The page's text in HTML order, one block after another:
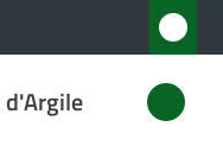
d'Argile